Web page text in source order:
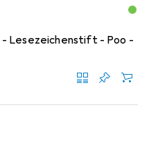
Lesezeichenstift - Poo -